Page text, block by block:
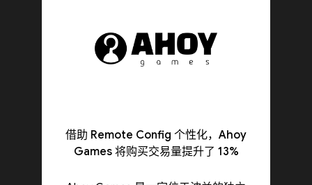
借助 Remote Config 个性化，Ahoy
Games 将购买交易量提升了 13%